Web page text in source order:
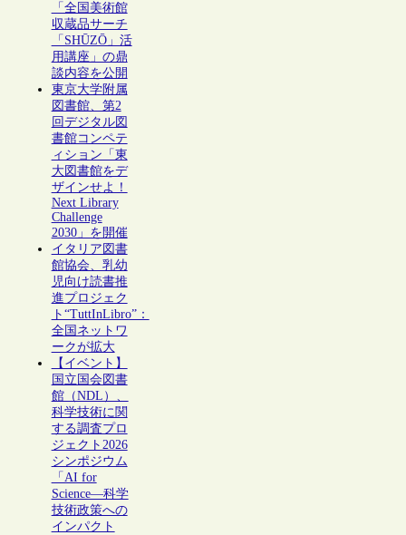
「全国美術館
収蔵品サーチ
「SHŪZŌ」活
用講座」の鼎
談内容を公開
東京大学附属
図書館、第2
回デジタル図
書館コンペテ
ィション「東
大図書館をデ
ザインせよ！
Next Library
Challenge
2030」を開催
イタリア図書
館協会、乳幼
児向け読書推
進プロジェク
ト“TuttInLibro”：
全国ネットワ
ークが拡大
【イベント】
国立国会図書
館（NDL）、
科学技術に関
する調査プロ
ジェクト2026
シンポジウム
「AI for
Science―科学
技術政策への
インパクト